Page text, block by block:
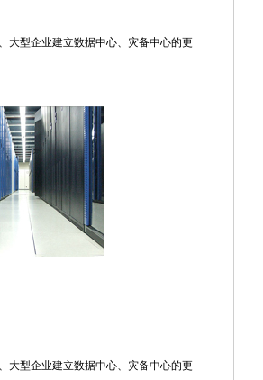
大型企业建立数据中心、灾备中心的更
大型企业建立数据中心、灾备中心的更